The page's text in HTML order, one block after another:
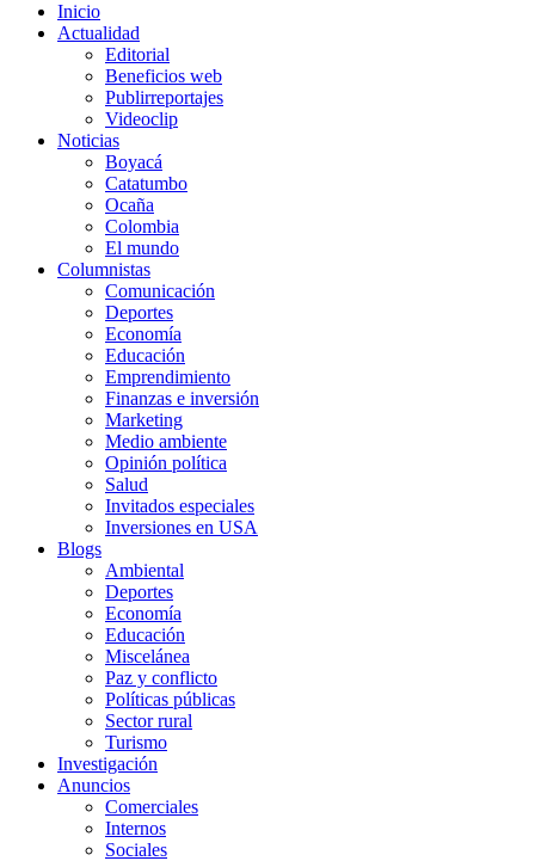
Inicio
Actualidad
Editorial
Beneficios web
Publirreportajes
Videoclip
Noticias
Boyacá
Catatumbo
Ocaña
Colombia
El mundo
Columnistas
Comunicación
Deportes
Economía
Educación
Emprendimiento
Finanzas e inversión
Marketing
Medio ambiente
Opinión política
Salud
Invitados especiales
Inversiones en USA
Blogs
Ambiental
Deportes
Economía
Educación
Miscelánea
Paz y conflicto
Políticas públicas
Sector rural
Turismo
Investigación
Anuncios
Comerciales
Internos
Sociales